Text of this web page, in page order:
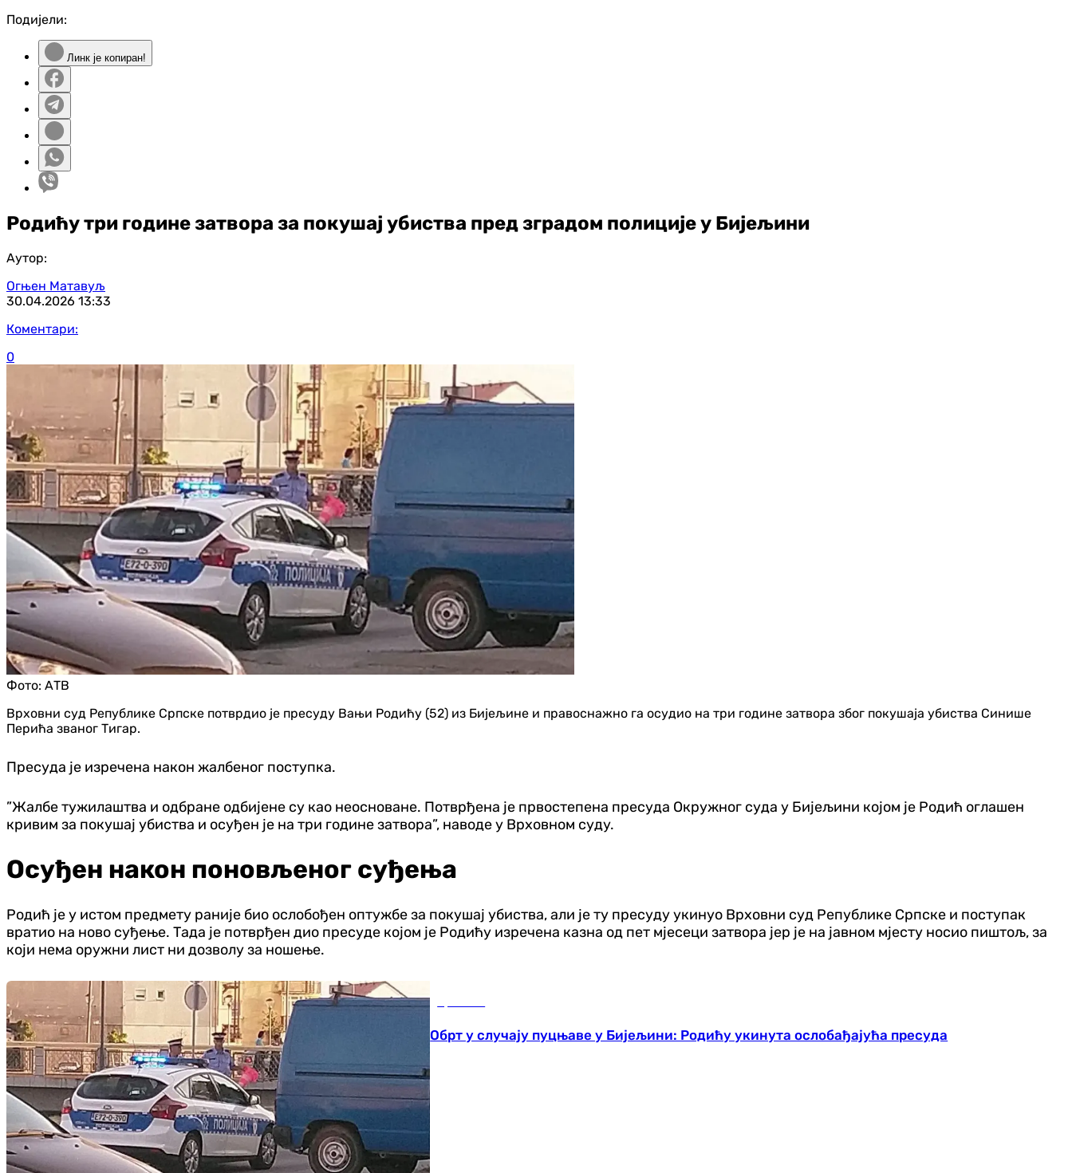
Подијели:
Линк је копиран!
Родићу три године затвора за покушај убиства пред зградом полиције у Бијељини
Аутор:
Огњен Матавуљ
30.04.2026 13:33
Коментари:
0
Фото: АТВ
Врховни суд Републике Српске потврдио је пресуду Вањи Родићу (52) из Бијељине и правоснажно га осудио на три године затвора због покушаја убиства Синише
Перића званог Тигар.
Пресуда је изречена након жалбеног поступка.
”Жалбе тужилаштва и одбране одбијене су као неосноване. Потврђена је првостепена пресуда Окружног суда у Бијељини којом је Родић оглашен
кривим за покушај убиства и осуђен је на три године затвора”, наводе у Врховном суду.
Осуђен након поновљеног суђења
Родић је у истом предмету раније био ослобођен оптужбе за покушај убиства, али је ту пресуду укинуо Врховни суд Републике Српске и поступак
вратио на ново суђење. Тада је потврђен дио пресуде којом је Родићу изречена казна од пет мјесеци затвора јер је на јавном мјесту носио пиштољ, за
који нема оружни лист ни дозволу за ношење.
Обрт у случају пуцњаве у Бијељини: Родићу укинута ослобађајућа пресуда